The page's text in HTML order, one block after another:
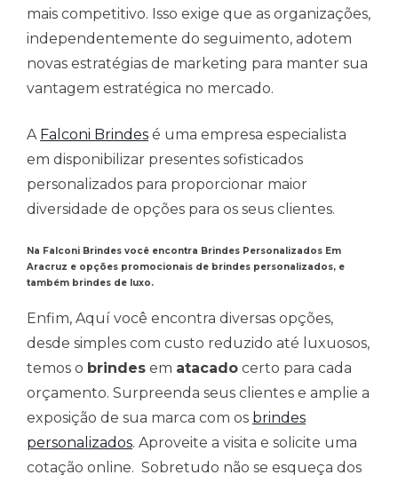
mais competitivo. Isso exige que as organizações,
independentemente do seguimento, adotem
novas estratégias de marketing para manter sua
vantagem estratégica no mercado.
A Falconi Brindes é uma empresa especialista
em disponibilizar presentes sofisticados
personalizados para proporcionar maior
diversidade de opções para os seus clientes.
Na Falconi Brindes você encontra Brindes Personalizados Em
Aracruz e opções promocionais de brindes personalizados, e
também brindes de luxo.
Enfim, Aquí você encontra diversas opções,
desde simples com custo reduzido até luxuosos,
temos o brindes em atacado certo para cada
orçamento. Surpreenda seus clientes e amplie a
exposição de sua marca com os brindes
personalizados. Aproveite a visita e solicite uma
cotação online. Sobretudo não se esqueça dos